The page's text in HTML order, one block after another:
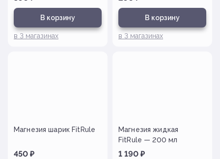
В корзину
в 3 магазинах
В корзину
в 3 магазинах
Магнезия шарик FitRule
450 ₽
Магнезия жидкая
FitRule — 200 мл
1 190 ₽